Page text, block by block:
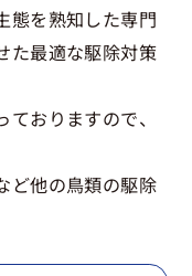
態を熟知した専門
た最適な駆除対策
おりますので、
ど他の鳥類の駆除